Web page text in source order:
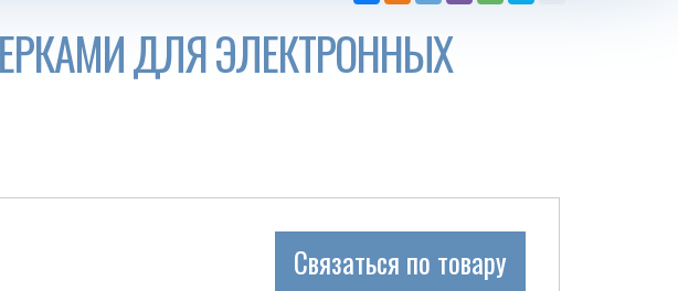
ДЛЯ ЭЛЕКТРОННЫХ
Связаться по товару